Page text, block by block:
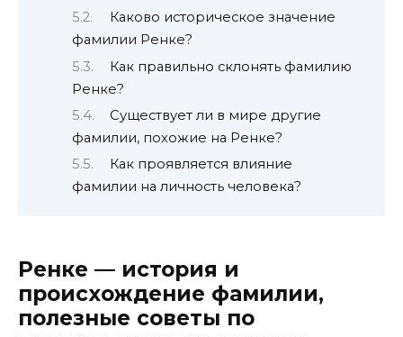
Каково историческое значение
фамилии Ренке?
Как правильно склонять фамилию
Ренке?
Существует ли в мире другие
фамилии, похожие на Ренке?
Как проявляется влияние
фамилии на личность человека?
Ренке — история и
происхождение фамилии,
полезные советы по